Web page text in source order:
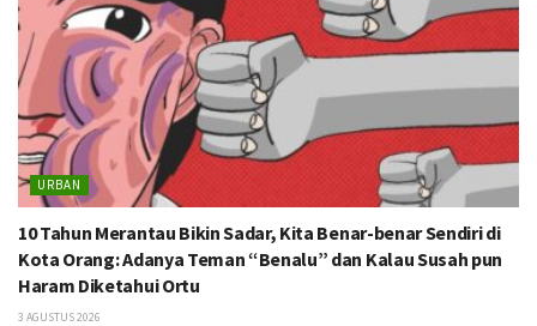
URBAN
10 Tahun Merantau Bikin Sadar, Kita Benar-benar Sendiri di
Kota Orang: Adanya Teman “Benalu” dan Kalau Susah pun
Haram Diketahui Ortu
3 AGUSTUS 2026